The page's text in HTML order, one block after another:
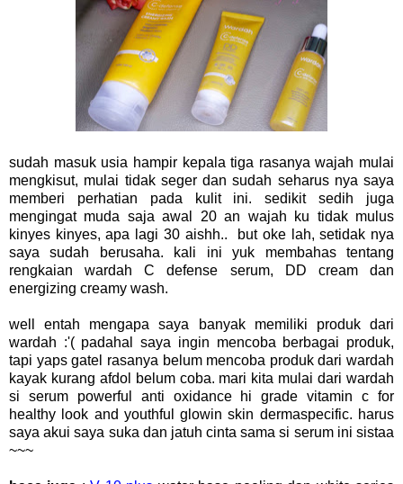
sudah masuk usia hampir kepala tiga rasanya wajah mulai
mengkisut, mulai tidak seger dan sudah seharus nya saya
memberi perhatian pada kulit ini. sedikit sedih juga
mengingat muda saja awal 20 an wajah ku tidak mulus
kinyes kinyes, apa lagi 30 aishh.. but oke lah, setidak nya
saya sudah berusaha. kali ini yuk membahas tentang
rengkaian wardah C defense serum, DD cream dan
energizing creamy wash.
well entah mengapa saya banyak memiliki produk dari
wardah :'( padahal saya ingin mencoba berbagai produk,
tapi yaps gatel rasanya belum mencoba produk dari wardah
kayak kurang afdol belum coba. mari kita mulai dari wardah
si serum powerful anti oxidance hi grade vitamin c for
healthy look and youthful glowin skin dermaspecific. harus
saya akui saya suka dan jatuh cinta sama si serum ini sistaa
~~~